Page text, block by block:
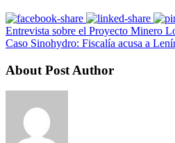
Entrevista sobre el Proyecto Minero
Caso Sinohydro: Fiscalía acusa a
About Post Author